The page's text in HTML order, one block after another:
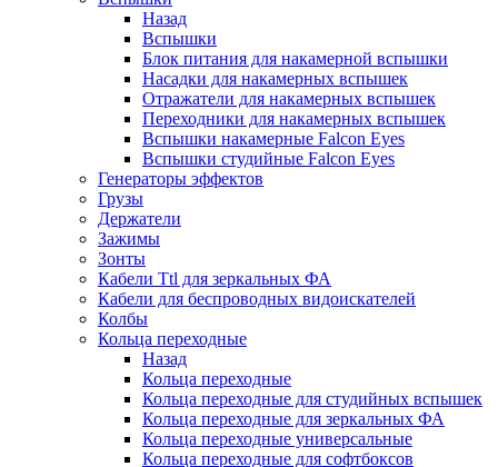
Назад
Вспышки
Блок питания для накамерной вспышки
Насадки для накамерных вспышек
Отражатели для накамерных вспышек
Переходники для накамерных вспышек
Вспышки накамерные Falcon Eyes
Вспышки студийные Falcon Eyes
Генераторы эффектов
Грузы
Держатели
Зажимы
Зонты
Кабели Ttl для зеркальных ФА
Кабели для беспроводных видоискателей
Колбы
Кольца переходные
Назад
Кольца переходные
Кольца переходные для студийных вспышек
Кольца переходные для зеркальных ФА
Кольца переходные универсальные
Кольца переходные для софтбоксов